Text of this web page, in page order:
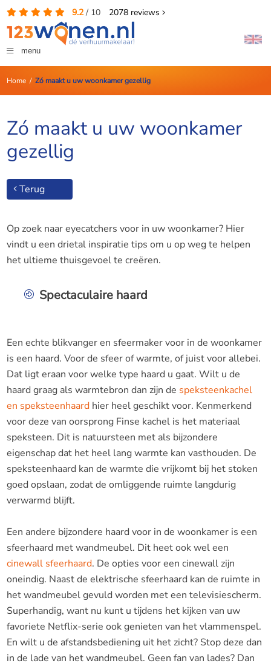
9.2/ 10 2078reviews
menu
Home/ Zó maakt u uw woonkamer gezellig
Zó maakt u uw woonkamer
gezellig
Terug
Op zoek naar eyecatchers voor in uw woonkamer? Hier
vindt u een drietal inspiratie tips om u op weg te helpen
het ultieme thuisgevoel te creëren.
Spectaculaire haard
Een echte blikvanger en sfeermaker voor in de woonkamer
is een haard. Voor de sfeer of warmte, of juist voor allebei.
Dat ligt eraan voor welke type haard u gaat. Wilt u de
haard graag als warmtebron dan zijn de speksteenkachel
en speksteenhaard hier heel geschikt voor. Kenmerkend
voor deze van oorsprong Finse kachel is het materiaal
speksteen. Dit is natuursteen met als bijzondere
eigenschap dat het heel lang warmte kan vasthouden. De
speksteenhaard kan de warmte die vrijkomt bij het stoken
goed opslaan, zodat de omliggende ruimte langdurig
verwarmd blijft.
Een andere bijzondere haard voor in de woonkamer is een
sfeerhaard met wandmeubel. Dit heet ook wel een
cinewall sfeerhaard. De opties voor een cinewall zijn
oneindig. Naast de elektrische sfeerhaard kan de ruimte in
het wandmeubel gevuld worden met een televisiescherm.
Superhandig, want nu kunt u tijdens het kijken van uw
favoriete Netflix-serie ook genieten van het vlammenspel.
En wilt u de afstandsbediening uit het zicht? Stop deze dan
in de lade van het wandmeubel. Geen fan van lades? Dan